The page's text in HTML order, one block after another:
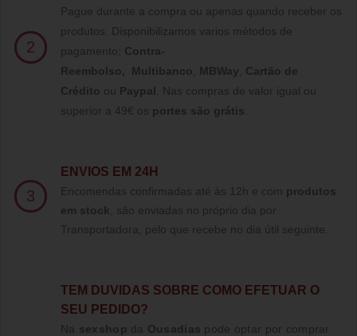
2
Pague durante a compra ou apenas quando receber os
produtos. Disponibilizamos varios métodos de
pagamento; Contra-
Reembolso, Multibanco MBWay
Cartão de
Crédito ou Paypal
Nas compras de valor igual ou
superior a 49€ os portes são grátis
3
ENVIOS EM 24H
Encomendas confirmadas até às 12h e com produtos
em stock , são enviadas no próprio dia por
Transportadora, pelo que recebe no dia útil seguinte.
TE M DUVIDAS SOBRE COMO EFETUAR O
SEU PEDIDO?
Na sexshop da Ousadias pode optar por comprar